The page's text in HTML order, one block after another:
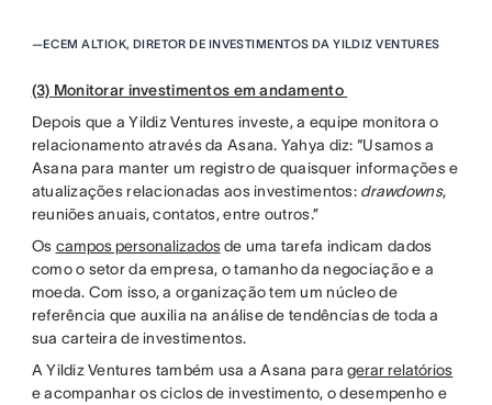
—ECEM ALTIOK, DIRETOR DE INVESTIMENTOS DA YILDIZ VENTURES
(3) Monitorar investimentos em andamento
Depois que a Yildiz Ventures investe, a equipe monitora o
relacionamento através da Asana. Yahya diz: “Usamos a
Asana para manter um registro de quaisquer informações e
atualizações relacionadas aos investimentos: drawdowns,
reuniões anuais, contatos, entre outros.”
Os campos personalizadosde uma tarefa indicam dados
como o setor da empresa, o tamanho da negociação e a
moeda. Com isso, a organização tem um núcleo de
referência que auxilia na análise de tendências de toda a
sua carteira de investimentos.
A Yildiz Ventures também usa a Asana paragerar relatórios
e acompanhar os ciclos de investimento, o desempenho e